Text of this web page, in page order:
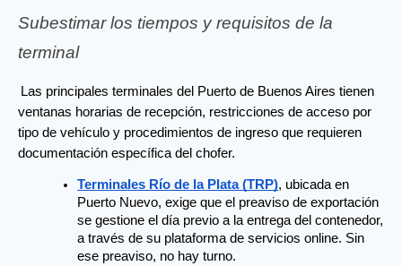
Subestimar los tiempos y requisitos de la
terminal
Las principales terminales del Puerto de Buenos Aires tienen
ventanas horarias de recepción, restricciones de acceso por
tipo de vehículo y procedimientos de ingreso que requieren
documentación específica del chofer.
Terminales Río de la Plata (TRP), ubicada en
Puerto Nuevo, exige que el preaviso de exportación
se gestione el día previo a la entrega del contenedor,
a través de su plataforma de servicios online. Sin
ese preaviso, no hay turno.